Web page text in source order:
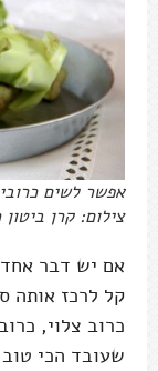
אפשר לשים
צילום: קרן ביטון
אם יש דבר
קל לרכז אותה
כרוב צלוי,
שעובד הכי